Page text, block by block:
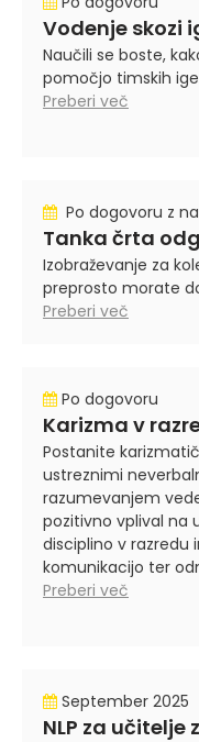
Vodenje skozi
Naučili se boste,
pomočjo timskih
Preberi več
Po dogovoru z
Tanka črta
Izobraževanje za
preprosto morate
Preberi več
Po dogovoru
Karizma v
Postanite
ustreznimi
razumevanjem
pozitivno vplival na
disciplino v razredu
komunikacijo ter
Preberi več
September 2025
NLP za učitelje